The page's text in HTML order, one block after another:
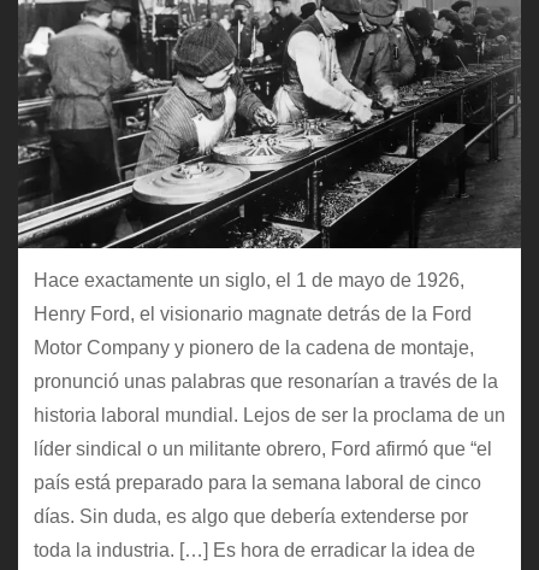
Hace exactamente un siglo, el 1 de mayo de 1926,
Henry Ford, el visionario magnate detrás de la Ford
Motor Company y pionero de la cadena de montaje,
pronunció unas palabras que resonarían a través de la
historia laboral mundial. Lejos de ser la proclama de un
líder sindical o un militante obrero, Ford afirmó que “el
país está preparado para la semana laboral de cinco
días. Sin duda, es algo que debería extenderse por
toda la industria. […] Es hora de erradicar la idea de